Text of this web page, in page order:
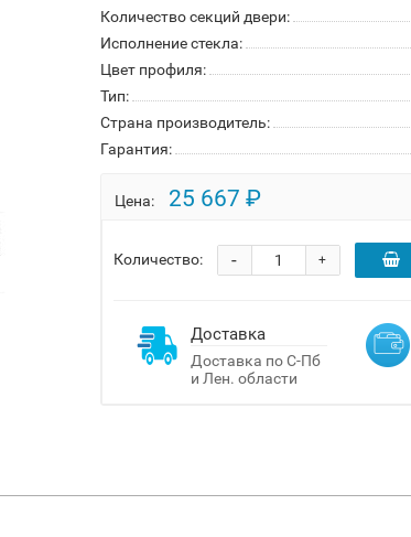
Количество секций двери:
Исполнение стекла:
Цвет профиля:
Тип:
Страна производитель:
Гарантия:
Цена: 25 667 ₽
Количество: +
-
Доставка
Доставка по С-Пб
и Лен. области